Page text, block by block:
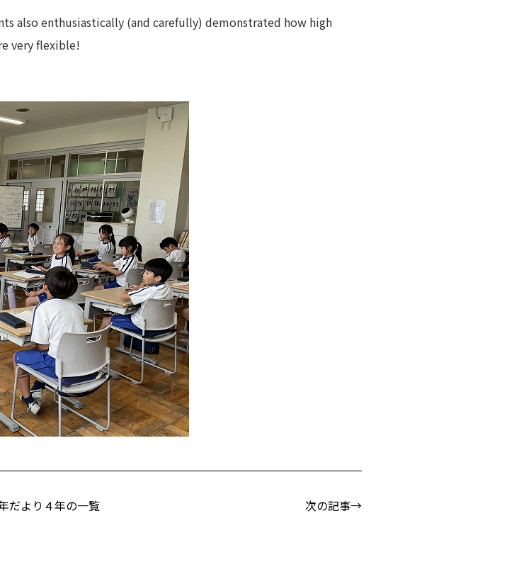
also enthusiastically (and carefully) demonstrated how high
very flexible!
だより４年の一覧 次の記事→